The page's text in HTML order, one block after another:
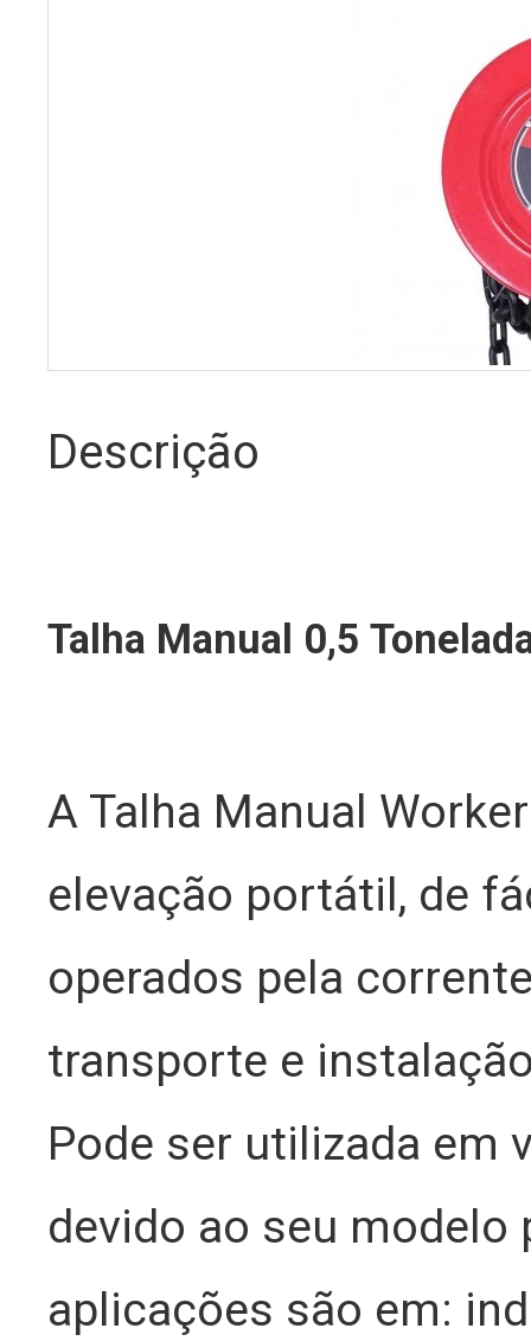
Descrição
Talha Manual 0,5
A Talha Manual
elevação portátil, de
operados pela
transporte e
Pode ser utilizada em
devido ao seu modelo
aplicações são em: